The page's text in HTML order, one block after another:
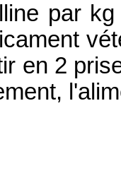
par
en 2